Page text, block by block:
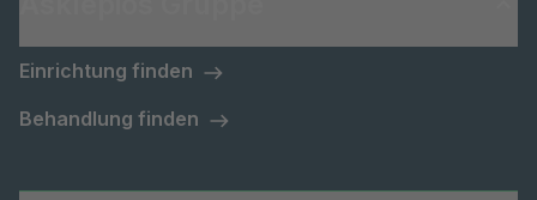
Einrichtung finden
Behandlung finden